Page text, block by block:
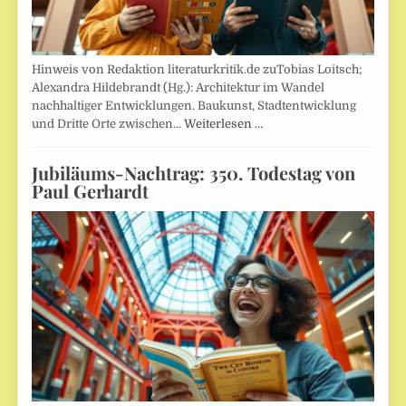
Hinweis von Redaktion literaturkritik.de zuTobias Loitsch;
Alexandra Hildebrandt (Hg.): Architektur im Wandel
nachhaltiger Entwicklungen. Baukunst, Stadtentwicklung
und Dritte Orte zwischen…Weiterlesen …
Jubiläums-Nachtrag: 350. Todestag von
Paul Gerhardt